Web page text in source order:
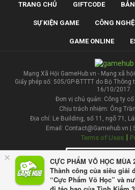
×
CỰC PHẨM VÕ HỌC MÙA
Thành công của siêu giải
“Cực Phẩm Võ Học” và
TRANG CHỦ GIFTCODE
SỰ KIỆN GAME CÔNG NGHỆ
GAME ONLINE
Mạng Xã Hội GameHub.vn - Mạng xã
Giấy phép số: 505/GP-BTTTT do Bộ
16/10/2017.
Đơn vị chủ quản: Công ty
Chịu trách nhiệm: Ông
Địa chỉ: Le Building, số 11, ngõ 71,
Email: Contact@Gamehub.vn |
Terms of Uses |
Liên hệ đăng